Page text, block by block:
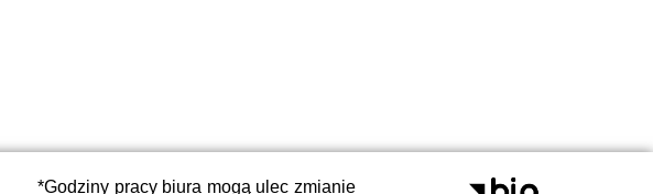
*Godziny pracy biura mogą ulec zmianie